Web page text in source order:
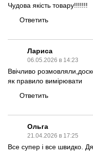
Чудова якість товару!!!!!!!
Ответить
Лариса
06.05.2026 в 14:23
Ввічливо
як правило вимірювати
Ответить
Ольга
21.04.2026 в 17:25
Все супер і все швидко.